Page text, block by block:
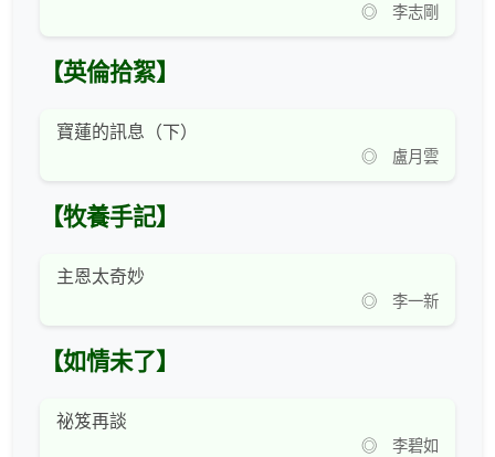
◎ 李志剛
【英倫拾絮】
寶蓮的訊息（下）
◎ 盧月雲
【牧養手記】
主恩太奇妙
◎ 李一新
【如情未了】
祕笈再談
◎ 李碧如